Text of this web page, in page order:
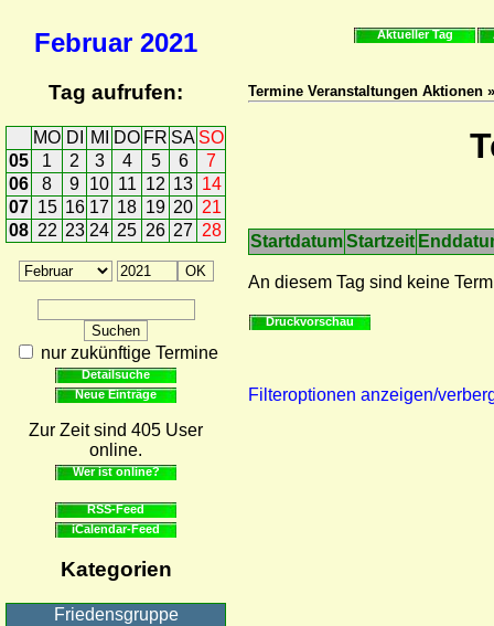
Februar 2021
Tag aufrufen:
MO DI MI DO FR SA SO
05
1 2 3 4 5 6
7
06
8 9 10 11 12 13 14
07 15 16 17 18 19 20 21
08 22 23 24 25 26 27 28
nur zukünftige Termine
Detailsuche
Neue Einträge
Zur Zeit sind 405 User
online.
Wer ist online?
RSS-Feed
iCalendar-Feed
Kategorien
Friedensgruppe
Aktueller Tag
Termine Veranstaltungen Aktionen
StartdatumStartzeit
An diesem Tag sind keine
Druckvorschau
Filteroptionen anzeigen/